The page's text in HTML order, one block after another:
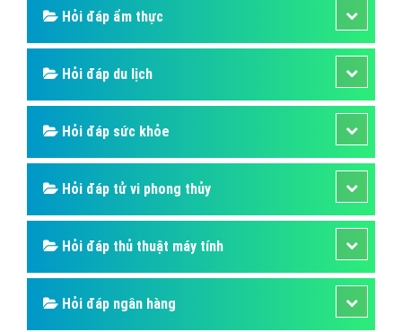
Hỏi đáp ẩm thực
Hỏi đáp du lịch
Hỏi đáp sức khỏe
Hỏi đáp tử vi phong thủy
Hỏi đáp thủ thuật máy tính
Hỏi đáp ngân hàng